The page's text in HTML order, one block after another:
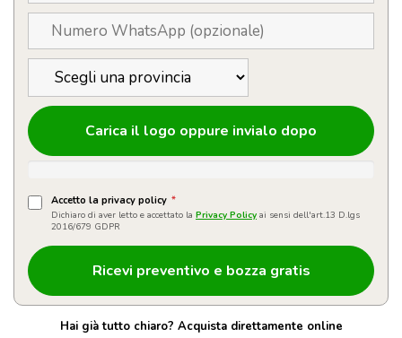
Carica il logo oppure invialo dopo
Accetto la privacy policy *
Dichiaro di aver letto e accettato la Privacy Policy ai sensi dell'art.13 D.lgs
2016/679 GDPR
Hai già tutto chiaro? Acquista direttamente online